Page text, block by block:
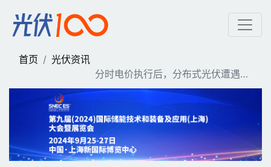
分时电价执行后，分布
首页
光伏资讯
分时电价执行后，分布式光伏遭遇
“刺痛”